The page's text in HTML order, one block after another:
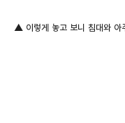
▲ 이렇게 놓고 보니 침대와 아